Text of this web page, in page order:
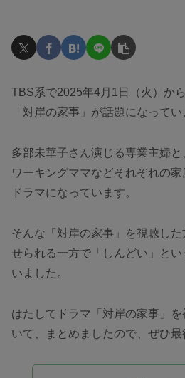
TBS系で2025年4月1日（火）か
「対岸の家事」が話題になってい
多部未華子さん演じる専業主婦
ワーキングママなどそれぞれの
ドラマになっています。
そんな「対岸の家事」を視聴し
せられる一方で「しんどい」と
いました。
はたしてドラマ「対岸の家事」
いて、まとめましたので、ぜひ最